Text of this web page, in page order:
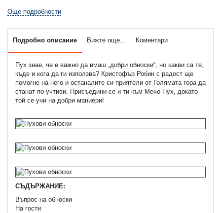
Още подробности
Подробно описание Вижте още... Коментари
Пух знае, че е важно да имаш „добри обноски“, но какви са те,
къде и кога да ги използва? Кристофър Робин с радост ще
помогне на него и останалите си приятели от Голямата гора да
станат по-учтиви. Присъедини се и ти към Мечо Пух, докато
той се учи на добри маниери!
СЪДЪРЖАНИЕ:
Въпрос на обноски
На гости